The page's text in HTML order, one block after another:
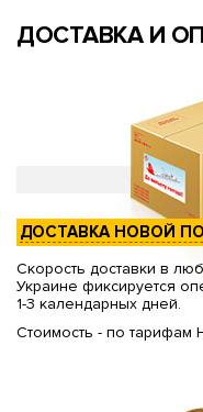
ДОСТАВКА И
ДОСТАВКА НОВОЙ
Скорость доставки в
Украине фиксируется
1-3 календарных дней.
Стоимость - по тарифам